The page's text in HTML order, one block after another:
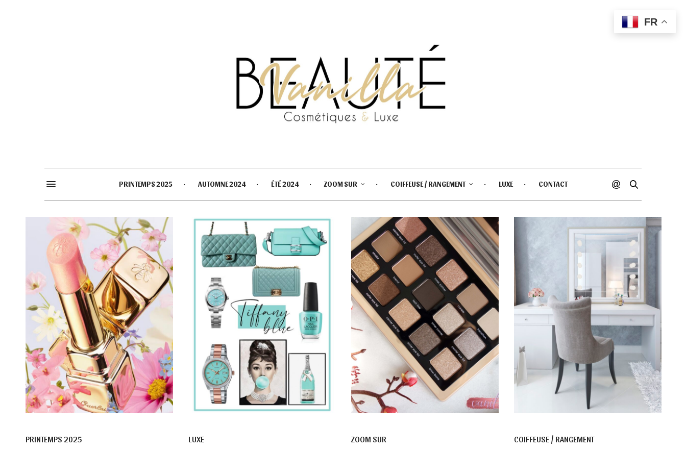
PRINTEMPS 2025 AUTOMNE 2024 ÉTÉ 2024 ZOOM SUR COIFFEUSE / RANGEMENT LUXE CONTACT
PRINTEMPS 2025 LUXE ZOOM SUR COIFFEUSE / RANGEMENT
FR